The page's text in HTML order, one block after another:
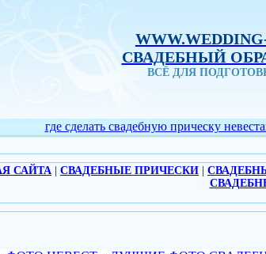
СВАДЕБНЫЙ
ВСЁ ДЛЯ
где сделать свадебную прическу
САЙТА СВАДЕБНЫЕ ПРИЧЕСКИ